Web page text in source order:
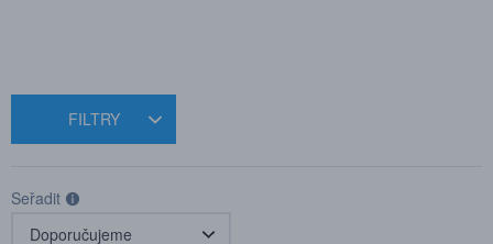
FILTRY
Seřadit